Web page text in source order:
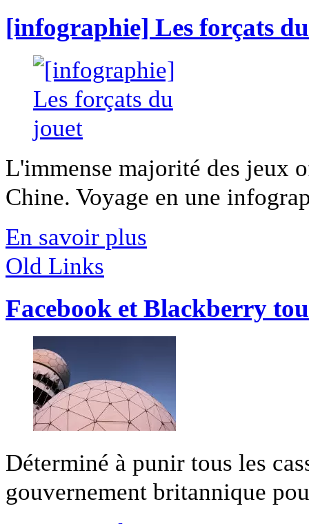
[infographie] Les forçats
L'immense majorité des jeux
Chine. Voyage en une
En savoir plus
Old Links
Facebook et Blackberry
Déterminé à punir tous les
gouvernement britannique